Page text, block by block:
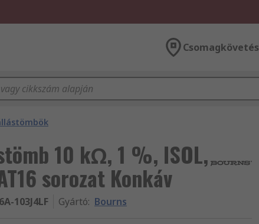
Csomagkövetés
10 kΩ, 1 %, ISOL,
sorozat Konkáv
103J4LF Gyártó: Bourns